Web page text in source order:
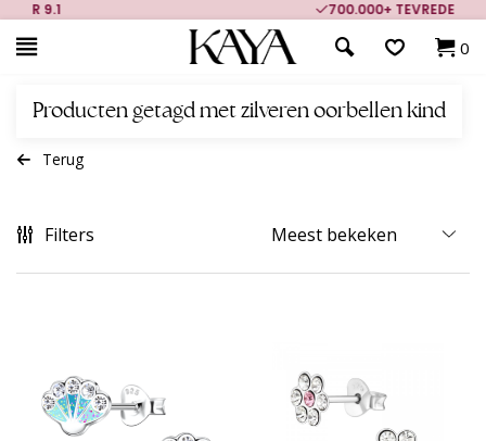
700.000+ TEVREDEN KLANTEN
0
Producten getagd met zilveren oorbellen kind
Terug
Filters